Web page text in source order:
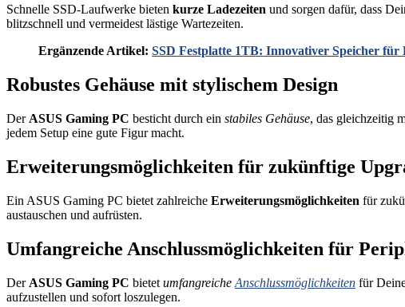
Schnelle SSD-Laufwerke bieten kurze Ladezeiten und sorgen dafür, dass
blitzschnell und vermeidest lästige Wartezeiten.
Ergänzende Artikel: SSD Festplatte 1TB: Innovativer Speicher für
Robustes Gehäuse mit stylischem Design
Der ASUS Gaming PC besticht durch ein stabiles Gehäuse, das gleichzeitig
jedem Setup eine gute Figur macht.
Erweiterungsmöglichkeiten für zukünftige
Ein ASUS Gaming PC bietet zahlreiche Erweiterungsmöglichkeiten für
austauschen und aufrüsten.
Umfangreiche Anschlussmöglichkeiten für
Der ASUS Gaming PC bietet umfangreiche Anschlussmöglichkeiten für
aufzustellen und sofort loszulegen.